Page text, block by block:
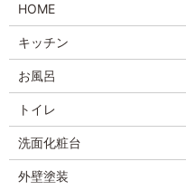
HOME
キッチン
お風呂
トイレ
洗面化粧台
外壁塗装